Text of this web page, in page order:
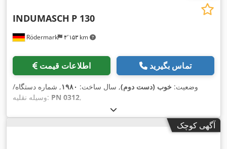
Rödermark ۴٬۱۵۳ km
INDUMASCH P 130
اطلاعات قیمت تماس بگیرید
وضعیت: خوب (دست دوم), سال ساخت: ۱۹۸۰, شماره دستگاه/
وسیله نقلیه: PN 0312,
آگهی کوچک